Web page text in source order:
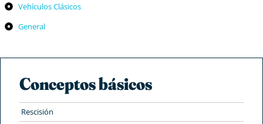
Vehículos Clásicos
General
Conceptos básicos
Rescisión